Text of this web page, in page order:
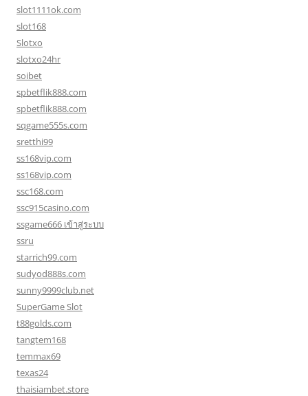
slot1111ok.com
slot168
Slotxo
slotxo24hr
soibet
spbetflik888.com
spbetflik888.com
sqgame555s.com
sretthi99
ss168vip.com
ss168vip.com
ssc168.com
ssc915casino.com
ssgame666 เข้าสู่ระบบ
ssru
starrich99.com
sudyod888s.com
sunny9999club.net
SuperGame Slot
t88golds.com
tangtem168
temmax69
texas24
thaisiambet.store